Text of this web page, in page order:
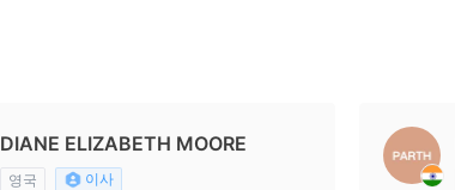
DIANE ELIZABETH MOORE
영국 이사